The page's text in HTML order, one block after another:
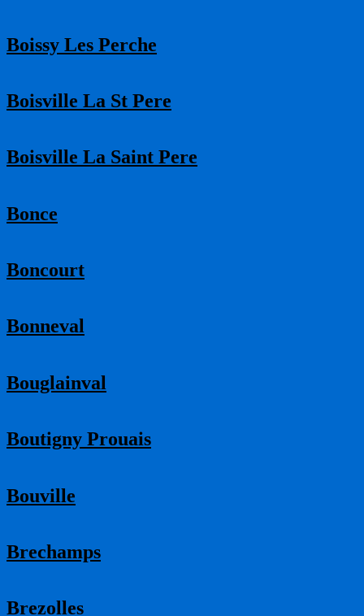
Boissy Les Perche
Boisville La St Pere
Boisville La Saint Pere
Bonce
Boncourt
Bonneval
Bouglainval
Boutigny Prouais
Bouville
Brechamps
Brezolles